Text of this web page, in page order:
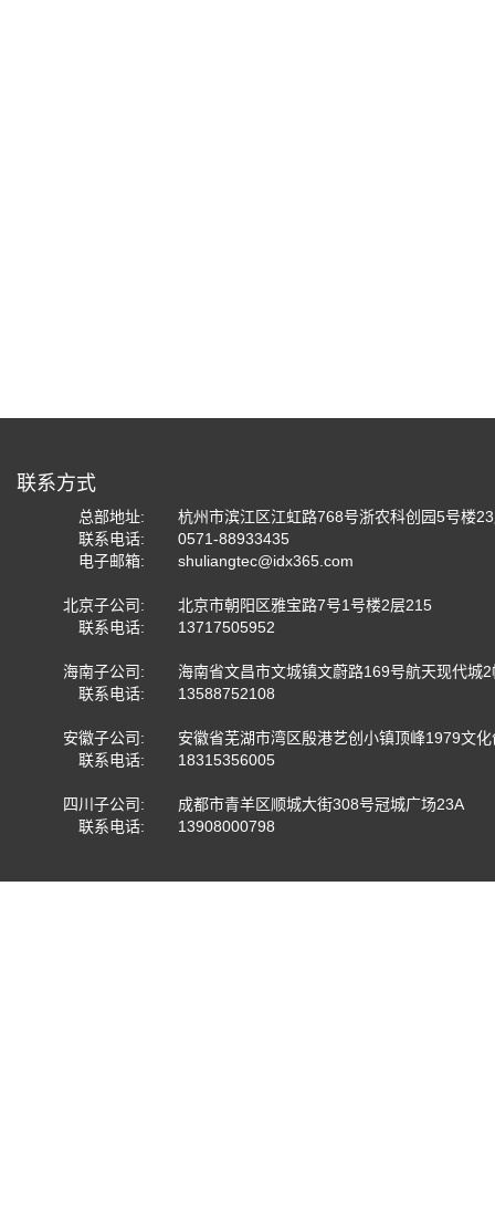
联系方式
总部地址:
杭州市滨江区江虹路768号浙农科创园5号楼
联系电话:
0571-88933435
电子邮箱:
shuliangtec@idx365.com
北京子公司:
北京市朝阳区雅宝路7号1号楼2层215
联系电话:
13717505952
海南子公司:
海南省文昌市文城镇文蔚路169号航天现代城
联系电话:
13588752108
安徽子公司:
安徽省芜湖市湾区殷港艺创小镇顶峰1979文
联系电话:
18315356005
四川子公司:
成都市青羊区顺城大街308号冠城广场23A
联系电话:
13908000798